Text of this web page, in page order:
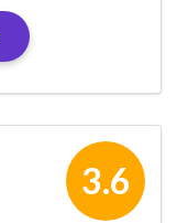
3.6